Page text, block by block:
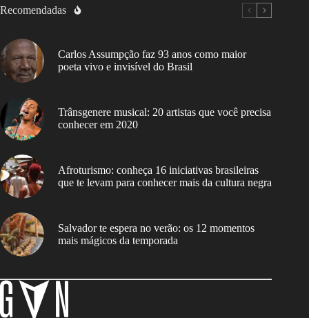
Recomendadas
Carlos Assumpção faz 93 anos como maior
poeta vivo e invisível do Brasil
Trânsgenere musical: 20 artistas que você precisa
conhecer em 2020
Afroturismo: conheça 16 iniciativas brasileiras
que te levam para conhecer mais da cultura negra
Salvador te espera no verão: os 12 momentos
mais mágicos da temporada